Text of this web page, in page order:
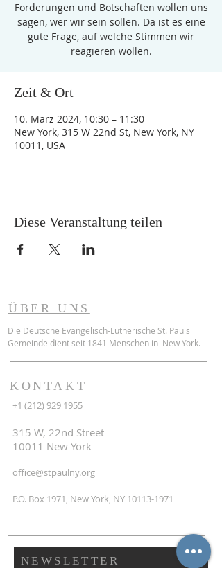
Forderungen und Botschaften wollen uns
sagen, wer wir sein sollen. Da ist es eine
gute Frage, auf welche Stimmen wir
reagieren wollen.
Zeit & Ort
10. März 2024, 10:30 – 11:30
New York, 315 W 22nd St, New York, NY
10011, USA
Diese Veranstaltung teilen
ÜBER UNS
Die Deutsche Evangelisch-Lutherische St. Pauls
Gemeinde dient seit 1841 Menschen in New York.
KONTAKT
+1 (212) 929 1955
315 W, 22nd Street
10011 New York
office@stpaulny.org
P.O. Box 1971, New York, NY 10113-1971
NEWSLETTER